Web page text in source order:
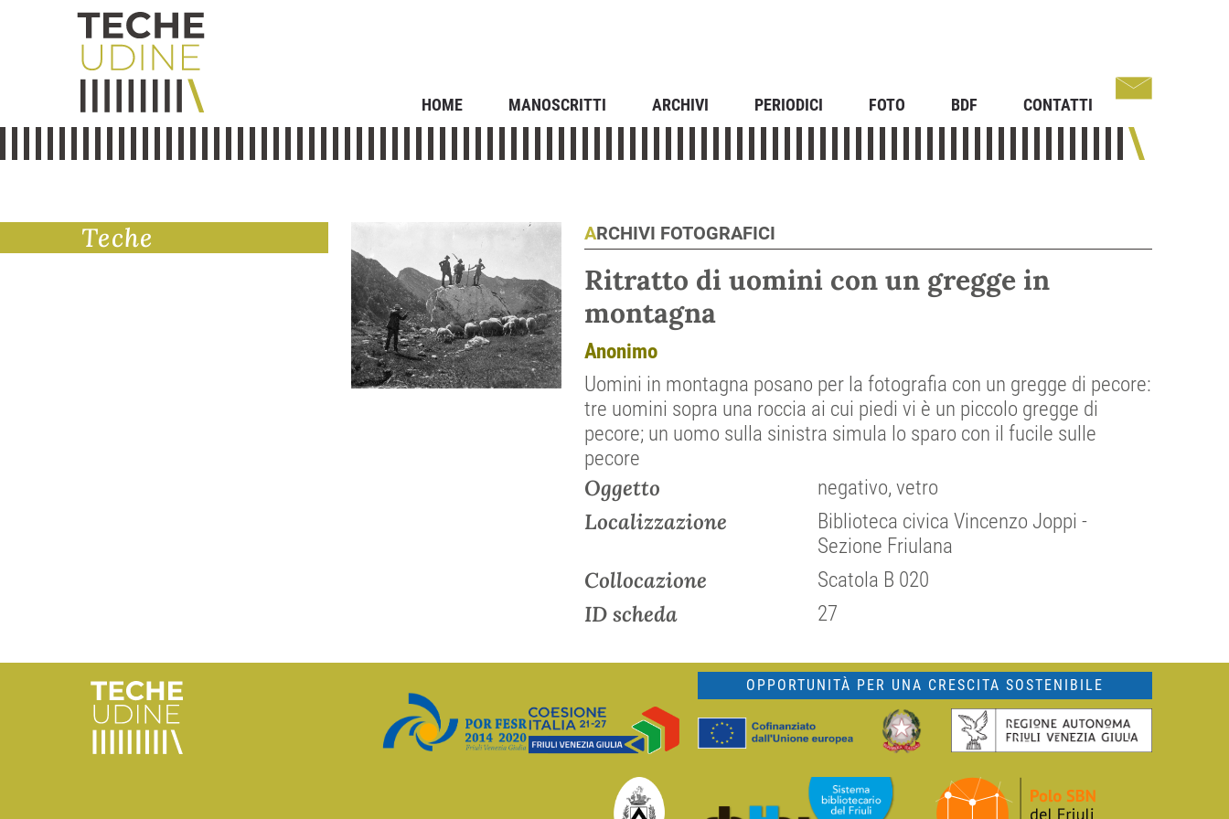
HOME MANOSCRITTI ARCHIVI PERIODICI FOTO BDF CONTATTI
Teche ARCHIVI FOTOGRAFICI
Ritratto di uomini con un gregge in
montagna
Anonimo
Uomini in montagna posano per la fotografia con un gregge di pecore:
tre uomini sopra una roccia ai cui piedi vi è un piccolo gregge di
pecore; un uomo sulla sinistra simula lo sparo con il fucile sulle
pecore
Oggetto negativo, vetro
Localizzazione
Biblioteca civica Vincenzo Joppi -
Sezione Friulana
Collocazione Scatola B 020
ID scheda 27
OPPORTUNITÀ PER UNA CRESCITA SOSTENIBILE